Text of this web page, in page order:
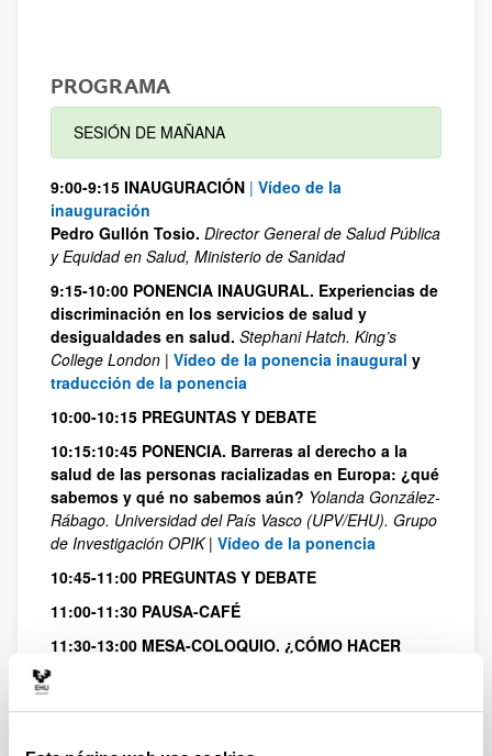
PROGRAMA
SESIÓN DE MAÑANA
9:00-9:15 INAUGURACIÓN | Vídeo de la
inauguración
Pedro Gullón Tosio. Director General de Salud Pública
y Equidad en Salud, Ministerio de Sanidad
9:15-10:00 PONENCIA INAUGURAL. Experiencias de
discriminación en los servicios de salud y
desigualdades en salud. Stephani Hatch. King’s
College London | Vídeo de la ponencia inaugural y
traducción de la ponencia
10:00-10:15 PREGUNTAS Y DEBATE
10:15:10:45 PONENCIA. Barreras al derecho a la
salud de las personas racializadas en Europa: ¿qué
sabemos y qué no sabemos aún? Yolanda González-
Rábago. Universidad del País Vasco (UPV/EHU). Grupo
de Investigación OPIK| Vídeo de la ponencia
10:45-11:00 PREGUNTAS Y DEBATE
11:00-11:30 PAUSA-CAFÉ
11:30-13:00 MESA-COLOQUIO. ¿CÓMO HACER
FRENTE AL RACISMO ESTRUCTURAL DESDE LA
profesionales sanitarios (también de los